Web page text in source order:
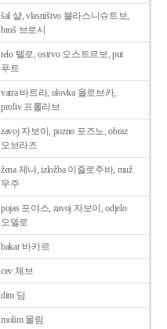
šal 샬, vlasništvo 블라스니슈트보,
broš 브로시
telo 텔로, ostrvo 오스트르보, put
푸트
vatra 바트라, olovka 올로브카,
proliv 프롤리브
zavoj 자보이, pozno 포즈노, obraz
오브라즈
žena 제나, izložba 이즐로주바, muž
무주
pojas 포야스, zavoj 자보이, odjelo
오델로
bakar 바카르
cev 체브
dim 딤
molim 몰림